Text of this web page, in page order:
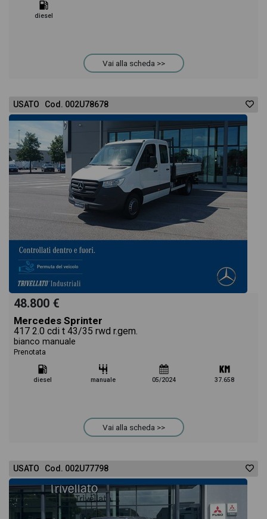
diesel
Vai alla scheda >>
USATO Cod. 002U78678
48.800 €
Mercedes Sprinter
417 2.0 cdi t 43/35 rwd r.gem.
bianco manuale
Prenotata
diesel manuale 05/2024 37.658
Vai alla scheda >>
USATO Cod. 002U77798